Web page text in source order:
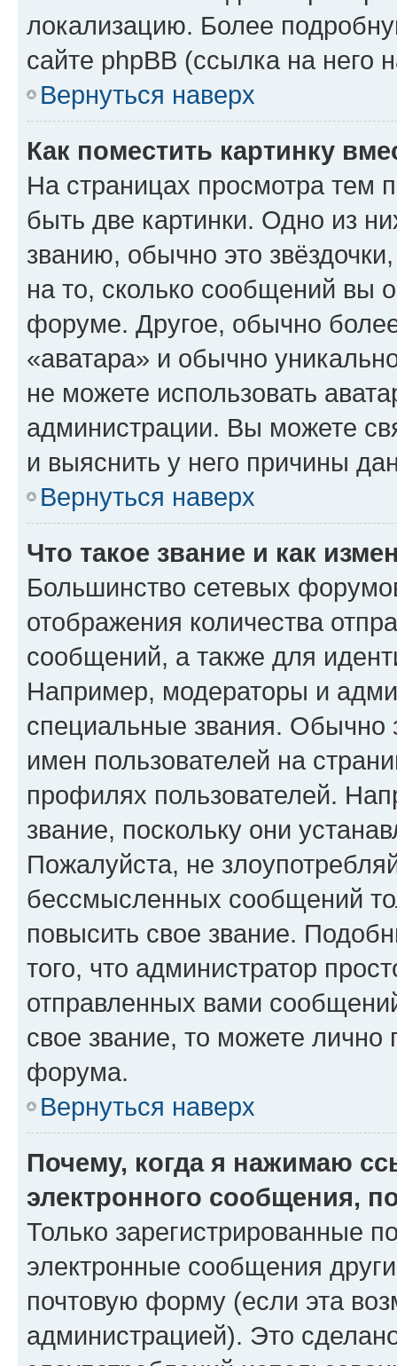
локализацию. Более
сайте phpBB (ссылка на него
Вернуться наверх
Как поместить картинку
На страницах просмотра тем
быть две картинки. Одно из
званию, обычно это
на то, сколько сообщений вы
форуме. Другое, обычно
«аватара» и обычно
не можете использовать
администрации. Вы можете
и выяснить у него причины
Вернуться наверх
Что такое звание и как
Большинство сетевых
отображения количества
сообщений, а также для
Например, модераторы и
специальные звания. Обычно
имен пользователей на
профилях пользователей.
звание, поскольку они
Пожалуйста, не
бессмысленных сообщений
повысить свое звание.
того, что администратор
отправленных вами
свое звание, то можете лично
форума.
Вернуться наверх
Почему, когда я нажимаю
электронного сообщения,
Только зарегистрированные
электронные сообщения
почтовую форму (если эта
администрацией). Это